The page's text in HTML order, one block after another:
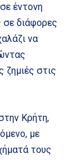
έντονη
διάφορες
να
ζημιές στις
Κρήτη,
με
τους